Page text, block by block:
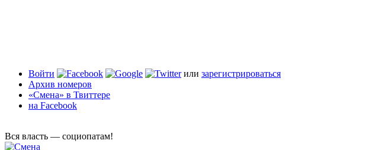
Войти или зарегистрироваться
Архив номеров
«Смена» в Твиттере
на Facebook
Вся власть — социопатам!